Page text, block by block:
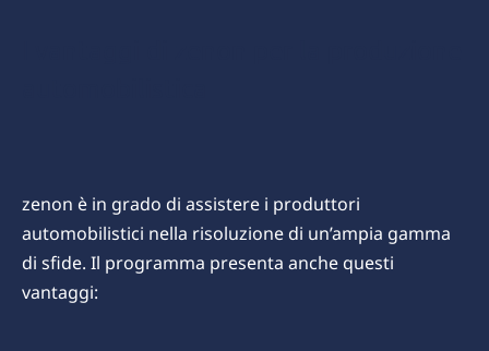
zenon è in grado di assistere i produttori
automobilistici nella risoluzione di un’ampia gamma
di sfide. Il programma presenta anche questi
vantaggi: